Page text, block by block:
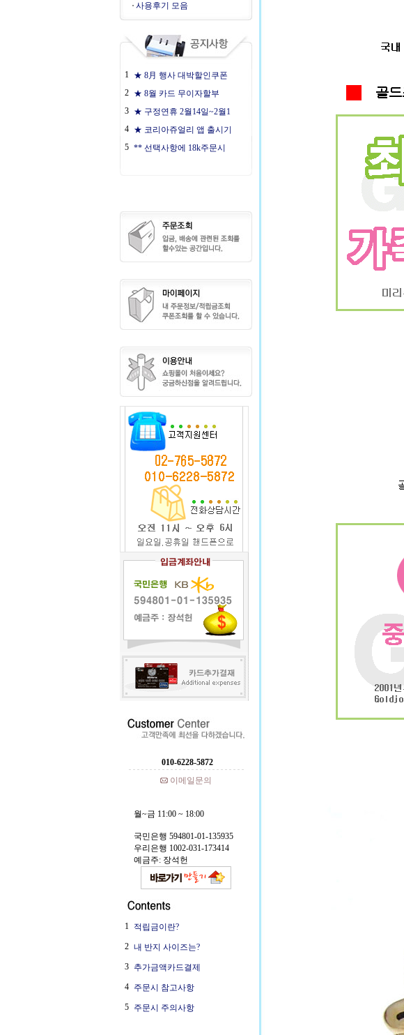
사용후기 모음
1 ★ 8月 행사 대박할인쿠폰
2 ★ 8월 카드 무이자할부
3 ★ 구정연휴 2월14일~2월1
4 ★ 코리아쥬얼리 앱 출시기
5 ** 선택사항에 18k주문시
010-6228-5872
이메일문의
월~금 11:00 ~ 18:00
국민은행 594801-01-135935
우리은행 1002-031-173414
예금주: 장석헌
1 적립금이란?
2 내 반지 사이즈는?
3 추가금액카드결제
4 주문시 참고사항
5 주문시 주의사항